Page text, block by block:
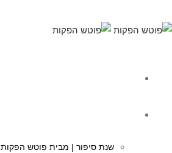
שנת סיפור | מבית פוטש הפקות